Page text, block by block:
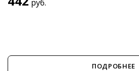
руб.
ПОДРОБНЕЕ